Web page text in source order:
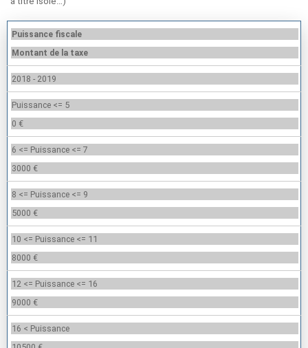
Puissance fiscale
Montant de la taxe
2018 - 2019
Puissance <= 5
0 €
6 <= Puissance <= 7
3000 €
8 <= Puissance <= 9
5000 €
10 <= Puissance <= 11
8000 €
12 <= Puissance <= 16
9000 €
16 < Puissance